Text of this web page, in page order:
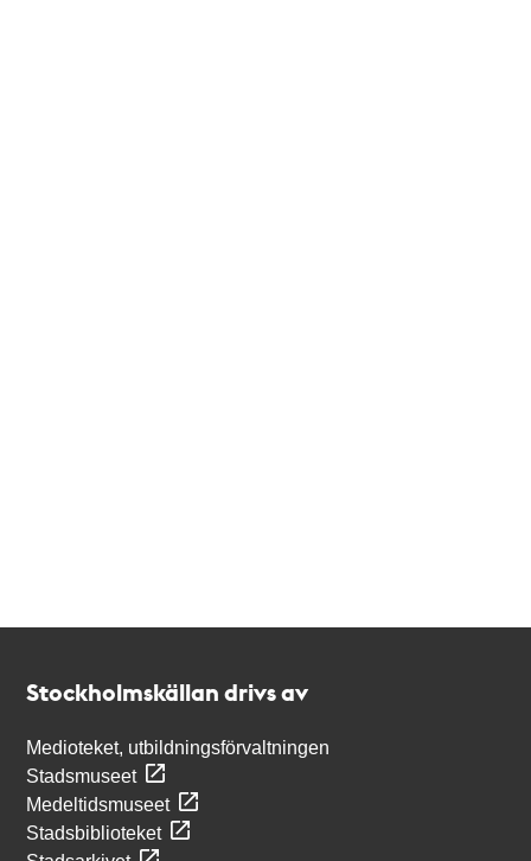
Stockholmskällan drivs av
Medioteket, utbildningsförvaltningen
Stadsmuseet
Medeltidsmuseet
Stadsbiblioteket